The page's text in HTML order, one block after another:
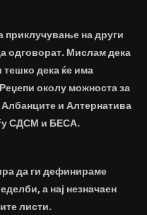
приклучување на други
одговорат. Мислам дека
тешко дека ќе има
околу можноста за
и Алтернатива
СДСМ и БЕСА.
да ги дефинираме
а нај незначаен
листи.